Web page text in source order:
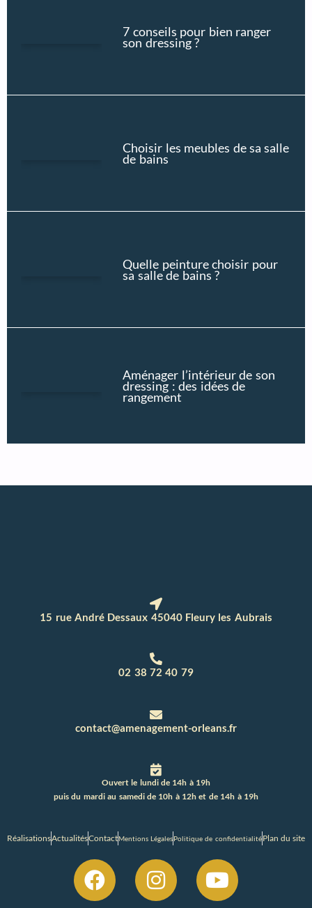
7 conseils pour bien ranger
son dressing ?
Choisir les meubles de sa salle
de bains
Quelle peinture choisir pour
sa salle de bains ?
Aménager l’intérieur de son
dressing : des idées de
rangement
15 rue André Dessaux 45040 Fleury les Aubrais
02 38 72 40 79
contact@amenagement-orleans.fr
Ouvert le lundi de 14h à 19h
puis du mardi au samedi de 10h à 12h et de 14h à 19h
RéalisationsActualitésContactMentions LégalesPolitique de confidentialitéPlan du site